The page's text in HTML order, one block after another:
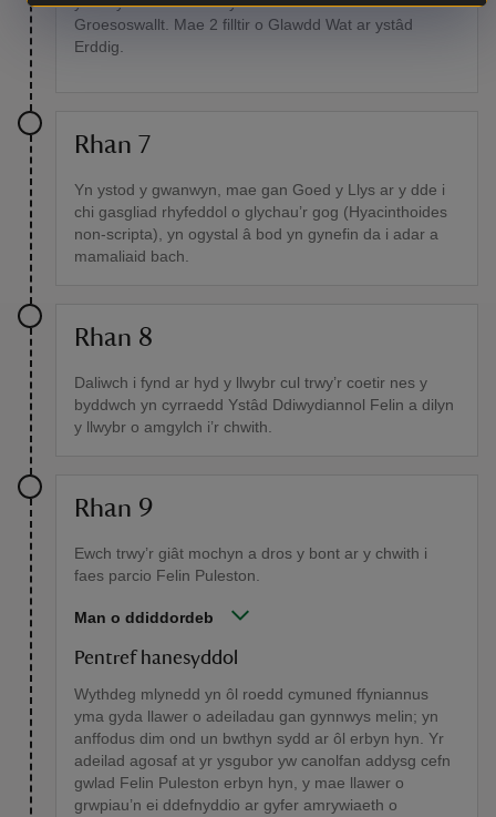
Groesoswallt. Mae 2 filltir o Glawdd Wat ar ystâd
Erddig.
Rhan 7
Yn ystod y gwanwyn, mae gan Goed y Llys ar y dde i
chi gasgliad rhyfeddol o glychau’r gog (Hyacinthoides
non-scripta), yn ogystal â bod yn gynefin da i adar a
mamaliaid bach.
Rhan 8
Daliwch i fynd ar hyd y llwybr cul trwy’r coetir nes y
byddwch yn cyrraedd Ystâd Ddiwydiannol Felin a dilyn
y llwybr o amgylch i’r chwith.
Rhan 9
Ewch trwy’r giât mochyn a dros y bont ar y chwith i
faes parcio Felin Puleston.
Man o ddiddordeb
Pentref hanesyddol
Wythdeg mlynedd yn ôl roedd cymuned ffyniannus
yma gyda llawer o adeiladau gan gynnwys melin; yn
anffodus dim ond un bwthyn sydd ar ôl erbyn hyn. Yr
adeilad agosaf at yr ysgubor yw canolfan addysg cefn
gwlad Felin Puleston erbyn hyn, y mae llawer o
grwpiau’n ei ddefnyddio ar gyfer amrywiaeth o